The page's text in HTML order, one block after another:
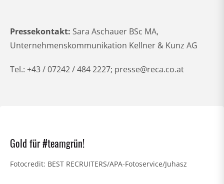
Gold für #teamgrün!
Fotocredit: BEST RECRUITERS/APA-Fotoservice/Juhasz
Pressekontakt: Sara Aschauer BSc MA,
Unternehmenskommunikation Kellner & Kunz AG
Tel.: +43 / 07242 / 484 2227; presse@reca.co.at